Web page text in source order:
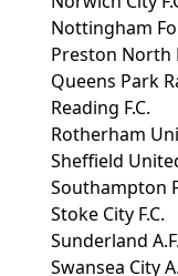
Nottingham
Preston North
Queens Park
Reading F.C.
Rotherham
Sheffield
Southampton
Stoke City F.C.
Sunderland
Swansea City